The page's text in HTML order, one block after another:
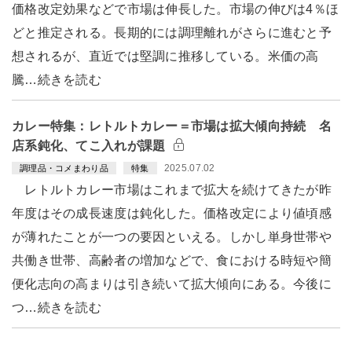
価格改定効果などで市場は伸長した。市場の伸びは4％ほ
どと推定される。長期的には調理離れがさらに進むと予
想されるが、直近では堅調に推移している。米価の高
騰…続きを読む
カレー特集：レトルトカレー＝市場は拡大傾向持続 名
店系鈍化、てこ入れが課題
調理品・コメまわり品 特集 2025.07.02
レトルトカレー市場はこれまで拡大を続けてきたが昨
年度はその成長速度は鈍化した。価格改定により値頃感
が薄れたことが一つの要因といえる。しかし単身世帯や
共働き世帯、高齢者の増加などで、食における時短や簡
便化志向の高まりは引き続いて拡大傾向にある。今後に
つ…続きを読む